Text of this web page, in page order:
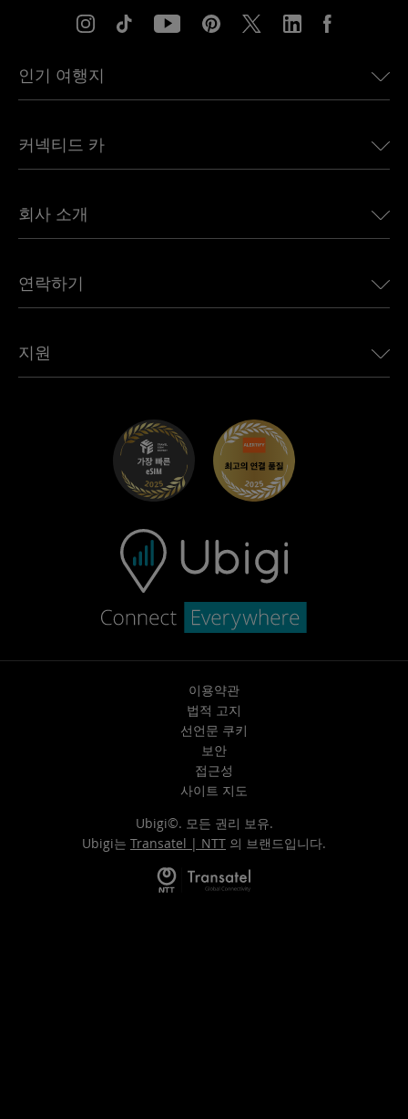
인기 여행지
유럽용 eSIM
캐나다용 eSIM
아프리카용 eSIM
모든 목적지 보기
커넥티드 카
Land Rover용 Ubigi
Jeep용 Ubigi
Mini용 Ubigi
Maserati용 Ubigi
회사 소개
언론에 소개된 Ubigi
Ubigi 앱
연락하기
제휴 프로그램
지원
이용약관
법적 고지
선언문 쿠키
보안
접근성
사이트 지도
Ubigi©. 모든 권리 보유.
Ubigi는 Transatel | NTT 의 브랜드입니다.